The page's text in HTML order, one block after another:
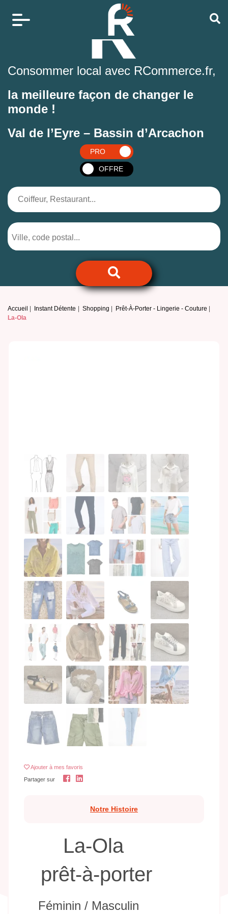
Consommer local avec RCommerce.fr,
la meilleure façon de changer le
monde !
Val de l’Eyre – Bassin d’Arcachon
PRO
OFFRE
Accueil Instant Détente Shopping
Prêt-À-Porter - Lingerie - Couture
La-Ola
Ajouter à mes favoris
Partager sur
Notre Histoire
La-Ola
prêt-à-porter
Féminin / Masculin